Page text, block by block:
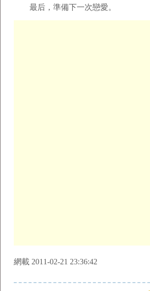
最后，準備下一次戀愛。
網載 2011-02-21 23:36:42